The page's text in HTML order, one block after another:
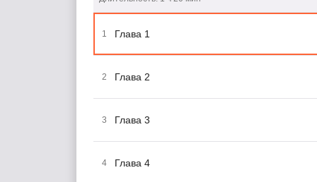
1 Глава 1
2 Глава 2
3 Глава 3
4 Глава 4